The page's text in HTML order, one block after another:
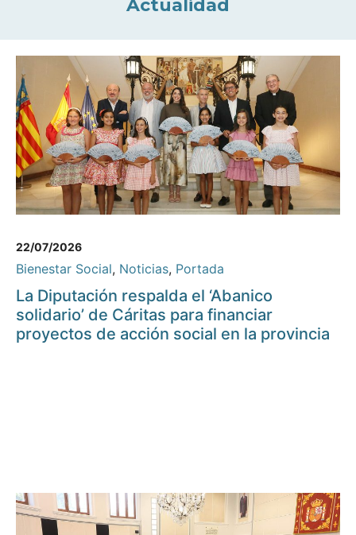
Actualidad
22/07/2026
Bienestar Social, Noticias, Portada
La Diputación respalda el ‘Abanico
solidario’ de Cáritas para financiar
proyectos de acción social en la provincia